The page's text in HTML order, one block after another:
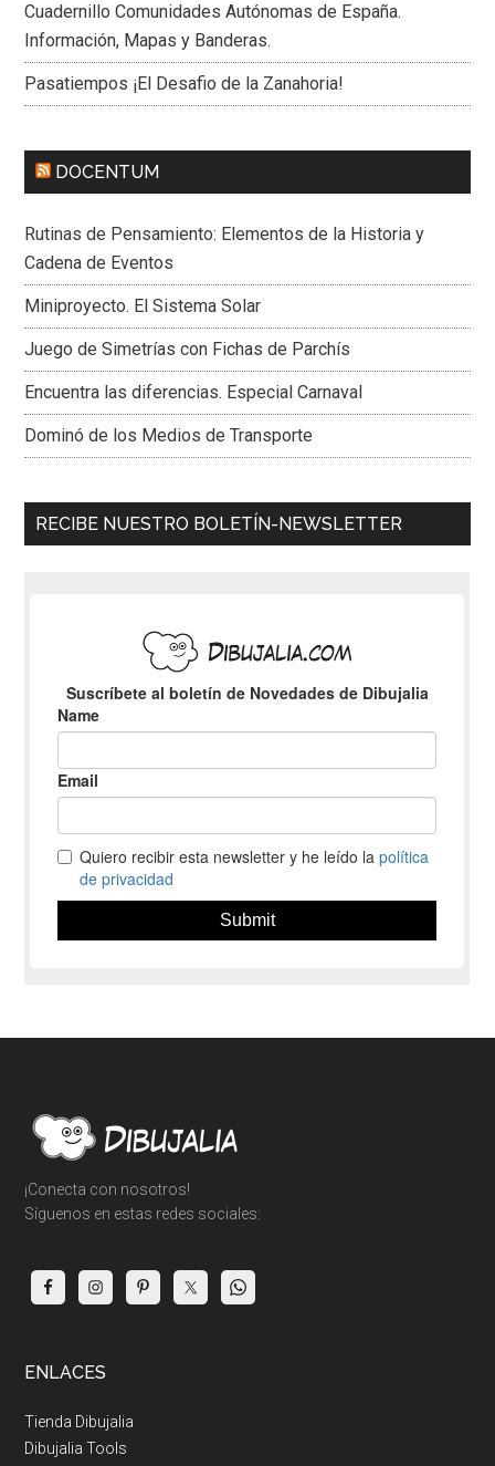
Cuadernillo Comunidades Autónomas de España.
Información, Mapas y Banderas.
Pasatiempos ¡El Desafio de la Zanahoria!
DOCENTUM
Rutinas de Pensamiento: Elementos de la Historia y
Cadena de Eventos
Miniproyecto. El Sistema Solar
Juego de Simetrías con Fichas de Parchís
Encuentra las diferencias. Especial Carnaval
Dominó de los Medios de Transporte
RECIBE NUESTRO BOLETÍN-NEWSLETTER
Footer
¡Conecta con nosotros!
Síguenos en estas redes sociales:
ENLACES
Tienda Dibujalia
Dibujalia Tools